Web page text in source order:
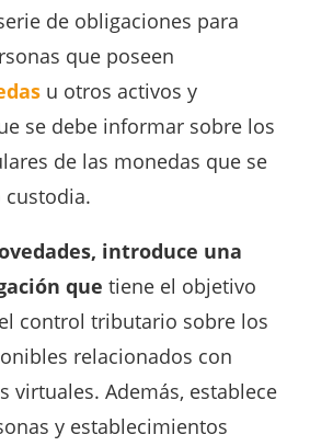
de obligaciones para
que poseen
u otros activos y
se debe informar sobre los
de las monedas que se
custodia.
introduce una
que tiene el objetivo
control tributario sobre los
relacionados con
virtuales. Además, establece
y establecimientos